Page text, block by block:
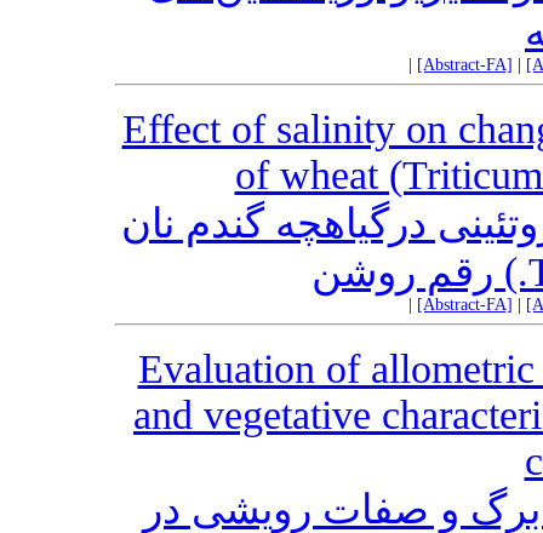
[Abstract-FA]
Effect of salinity on
of wheat
درگیاهچه گندم نان
[Abstract-FA]
Evaluation of allometric
and vegetative
برگ و صفات رویشی در